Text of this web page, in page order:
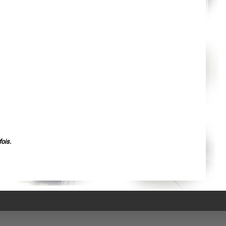
Chalon-sur-Saône
Le Mans